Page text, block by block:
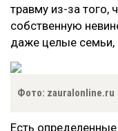
травму из-за того,
собственную
даже целые
Фото: zauralonline.ru
Есть